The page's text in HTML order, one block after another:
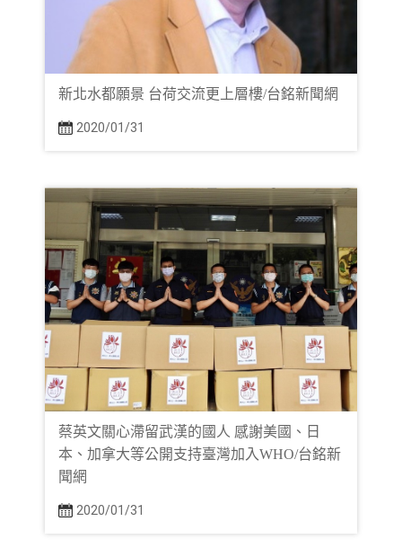
新北水都願景 台荷交流更上層樓/台銘新聞網
2020/01/31
蔡英文關心滯留武漢的國人 感謝美國、日
本、加拿大等公開支持臺灣加入WHO/台銘新
聞網
2020/01/31